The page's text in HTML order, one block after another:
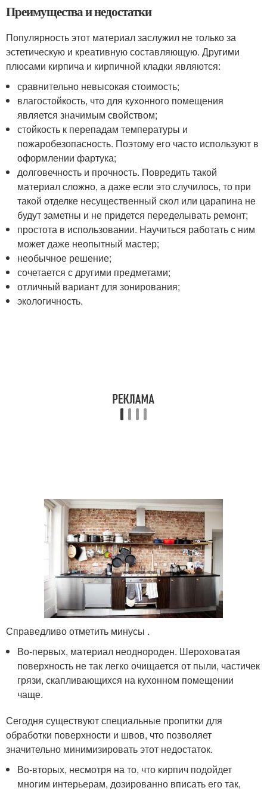
Преимущества и недостатки
Популярность этот материал заслужил не только за
эстетическую и креативную составляющую. Другими
плюсами кирпича и кирпичной кладки являются:
сравнительно невысокая стоимость;
влагостойкость, что для кухонного помещения
является значимым свойством;
стойкость к перепадам температуры и
пожаробезопасность. Поэтому его часто используют в
оформлении фартука;
долговечность и прочность. Повредить такой
материал сложно, а даже если это случилось, то при
такой отделке несущественный скол или царапина не
будут заметны и не придется переделывать ремонт;
простота в использовании. Научиться работать с ним
может даже неопытный мастер;
необычное решение;
сочетается с другими предметами;
отличный вариант для зонирования;
экологичность.
Справедливо отметить минусы .
Во-первых, материал неоднороден. Шероховатая
поверхность не так легко очищается от пыли, частичек
грязи, скапливающихся на кухонном помещении
чаще.
Сегодня существуют специальные пропитки для
обработки поверхности и швов, что позволяет
значительно минимизировать этот недостаток.
Во-вторых, несмотря на то, что кирпич подойдет
многим интерьерам, дозированно вписать его так,